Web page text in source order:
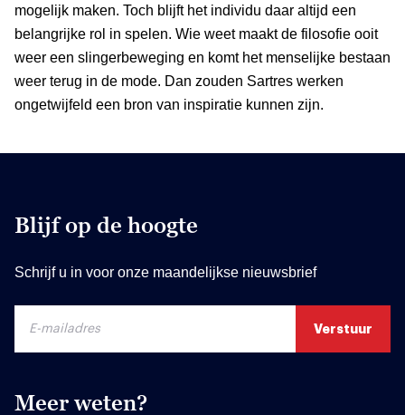
mogelijk maken. Toch blijft het individu daar altijd een
belangrijke rol in spelen. Wie weet maakt de filosofie ooit
weer een slingerbeweging en komt het menselijke bestaan
weer terug in de mode. Dan zouden Sartres werken
ongetwijfeld een bron van inspiratie kunnen zijn.
Blijf op de hoogte
Schrijf u in voor onze maandelijkse nieuwsbrief
Meer weten?